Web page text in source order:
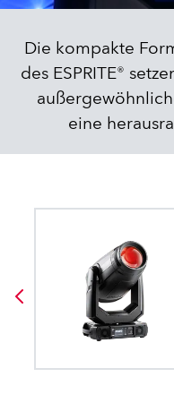
Die kompakte
des ESPRITE®
eine